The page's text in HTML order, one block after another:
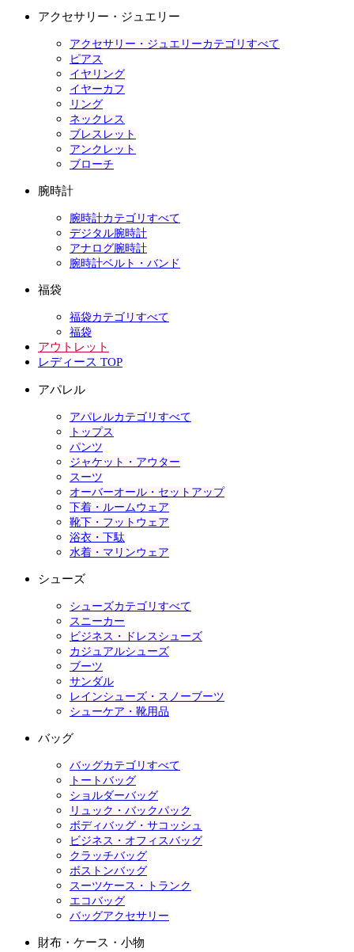
アクセサリー・ジュエリー
アクセサリー・ジュエリーカテゴリすべて
ピアス
イヤリング
イヤーカフ
リング
ネックレス
ブレスレット
アンクレット
ブローチ
腕時計
腕時計カテゴリすべて
デジタル腕時計
アナログ腕時計
腕時計ベルト・バンド
福袋
福袋カテゴリすべて
福袋
アウトレット
レディース TOP
アパレル
アパレルカテゴリすべて
トップス
パンツ
ジャケット・アウター
スーツ
オーバーオール・セットアップ
下着・ルームウェア
靴下・フットウェア
浴衣・下駄
水着・マリンウェア
シューズ
シューズカテゴリすべて
スニーカー
ビジネス・ドレスシューズ
カジュアルシューズ
ブーツ
サンダル
レインシューズ・スノーブーツ
シューケア・靴用品
バッグ
バッグカテゴリすべて
トートバッグ
ショルダーバッグ
リュック・バックパック
ボディバッグ・サコッシュ
ビジネス・オフィスバッグ
クラッチバッグ
ボストンバッグ
スーツケース・トランク
エコバッグ
バッグアクセサリー
財布・ケース・小物